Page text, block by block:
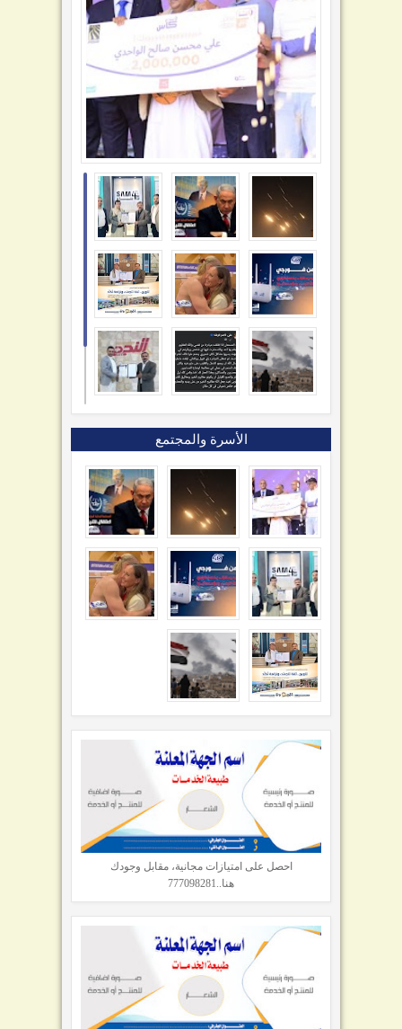
الأسرة والمجتمع
احصل على امتيازات مجانية، مقابل وجودك
هنا..777098281